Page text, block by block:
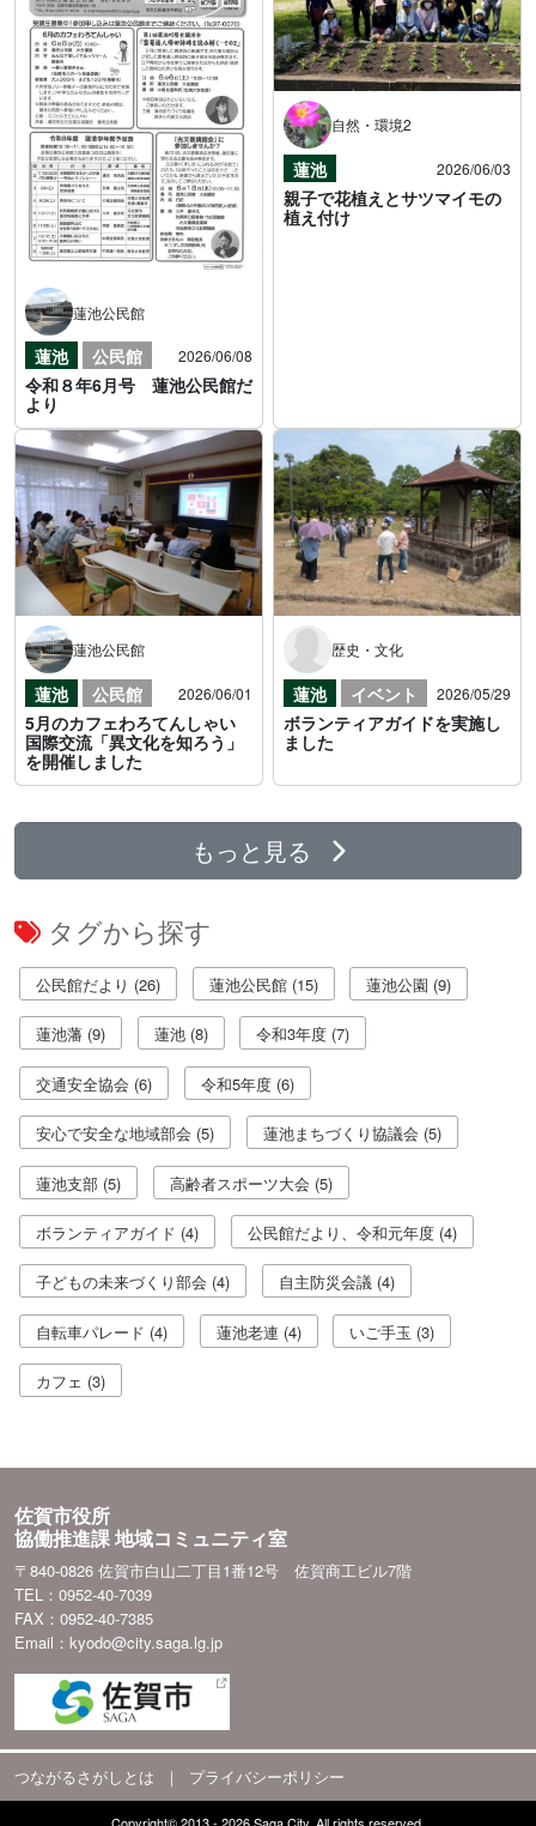
蓮池公民館
蓮池 公民館 2026/06/08
令和８年6月号 蓮池公民館だ
より
自然・環境2
蓮池 2026/06/03
親子で花植えとサツマイモの
植え付け
蓮池公民館
蓮池 公民館 2026/06/01
5月のカフェわろてんしゃい
国際交流「異文化を知ろう」
を開催しました
歴史・文化
蓮池 イベント 2026/05/29
ボランティアガイドを実施し
ました
もっと見る
タグから探す
公民館だより (26) 蓮池公民館 (15) 蓮池公園 (9)
蓮池藩 (9) 蓮池 (8) 令和3年度 (7)
交通安全協会 (6) 令和5年度 (6)
安心で安全な地域部会 (5) 蓮池まちづくり協議会 (5)
蓮池支部 (5) 高齢者スポーツ大会 (5)
ボランティアガイド (4) 公民館だより、令和元年度 (4)
子どもの未来づくり部会 (4) 自主防災会議 (4)
自転車パレード (4) 蓮池老連 (4) いご手玉 (3)
カフェ (3)
佐賀市役所
協働推進課 地域コミュニティ室
〒840-0826 佐賀市白山二丁目1番12号 佐賀商工ビル7階
TEL：0952-40-7039
FAX：0952-40-7385
Email：kyodo@city.saga.lg.jp
つながるさがしとは ｜ プライバシーポリシー